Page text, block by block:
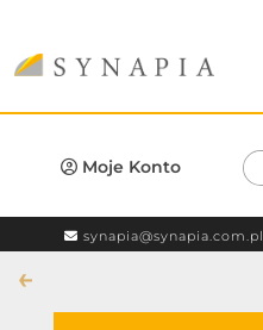
Moje Konto
synapia@synapia.com.pl
←